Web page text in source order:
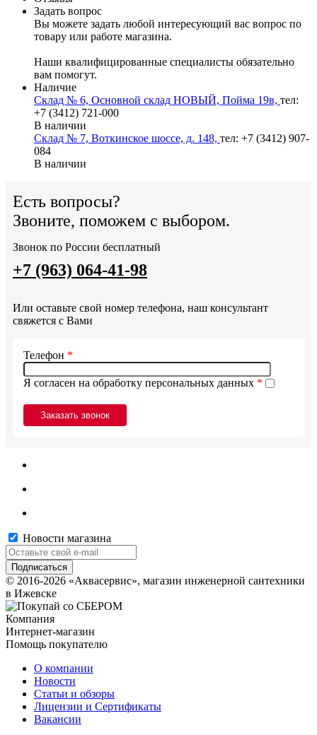
Задать вопрос
Вы можете задать любой интересующий вас вопрос по
товару или работе магазина.
Наши квалифицированные специалисты обязательно
вам помогут.
Наличие
Склад № 6, Основной склад НОВЫЙ, Пойма 19в, тел:
+7 (3412) 721-000
В наличии
Склад № 7, Воткинское шоссе, д. 148, тел: +7 (3412) 907-
084
В наличии
Есть вопросы?
Звоните, поможем с выбором.
Звонок по России бесплатный
+7 (963) 064-41-98
Или оставьте свой номер телефона, наш консультант
свяжется с Вами
Я согласен на обработку персональных данных *
Телефон *
Новости магазина
© 2016-2026 «Аквасервис», магазин инженерной сантехники
в Ижевске
Компания
Интернет-магазин
Помощь покупателю
О компании
Новости
Статьи и обзоры
Лицензии и Сертификаты
Вакансии